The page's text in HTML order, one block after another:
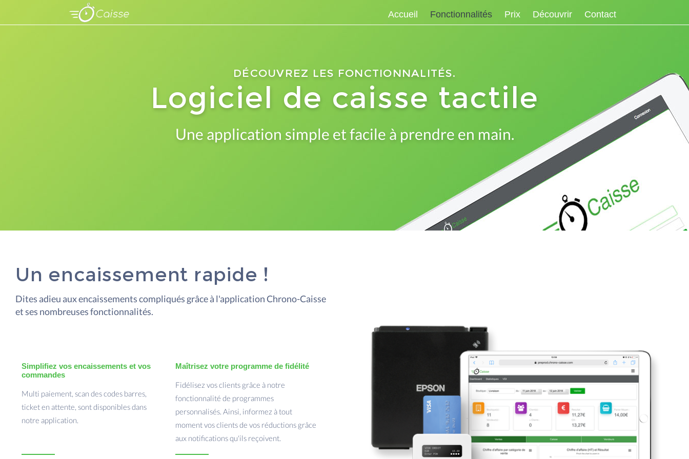
Accueil Fonctionnalités Prix Découvrir Contact
DÉCOUVREZ LES FONCTIONNALITÉS.
Logiciel de caisse tactile
Une application simple et facile à prendre en main.
Un encaissement rapide !
Dites adieu aux encaissements compliqués grâce à l'application Chrono-Caisse
et ses nombreuses fonctionnalités.
Simplifiez vos encaissements et vos
commandes
Multi paiement, scan des codes barres,
ticket en attente, sont disponibles dans
notre application.
Maîtrisez votre programme de fidélité
Fidélisez vos clients grâce à notre
fonctionnalité de programmes
personnalisés. Ainsi, informez à tout
moment vos clients de vos réductions grâce
aux notifications qu'ils reçoivent.